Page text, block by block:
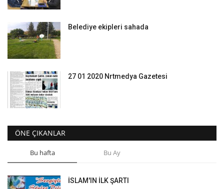
Belediye ekipleri sahada
27 01 2020 Nrtmedya Gazetesi
ÖNE ÇIKANLAR
Bu hafta Bu Ay
İSLAM'IN İLK ŞARTI